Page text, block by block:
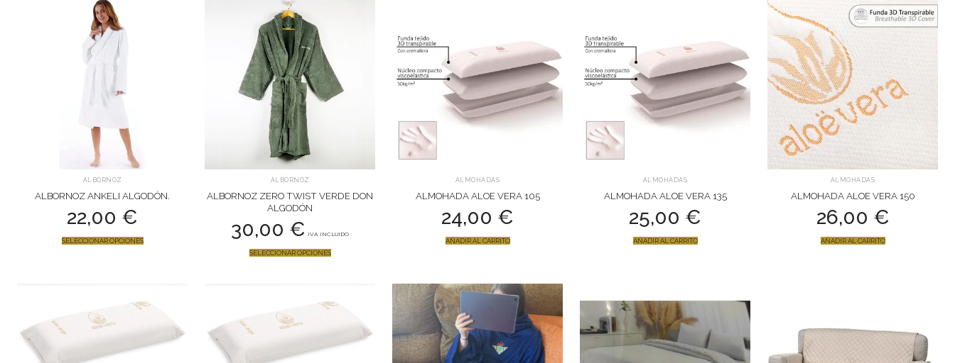
ALBORNOZ
ALBORNOZ ANKELI ALGODÓN.
22,00 €
SELECCIONAR OPCIONES
ALBORNOZ
ALBORNOZ ZERO TWIST VERDE DON
ALGODÓN
30,00 € IVA INCLUIDO
SELECCIONAR OPCIONES
ALMOHADAS
ALMOHADA ALOE VERA 105
24,00 €
AÑADIR AL CARRITO
ALMOHADAS
ALMOHADA ALOE VERA 135
25,00 €
AÑADIR AL CARRITO
ALMOHADAS
ALMOHADA ALOE VERA 150
26,00 €
AÑADIR AL CARRITO